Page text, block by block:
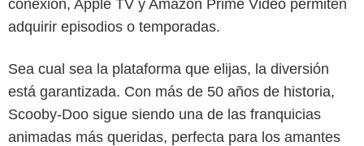
conexión, Apple TV y Amazon Prime Video permiten
adquirir episodios o temporadas.
Sea cual sea la plataforma que elijas, la diversión
está garantizada. Con más de 50 años de historia,
Scooby-Doo sigue siendo una de las franquicias
animadas más queridas, perfecta para los amantes